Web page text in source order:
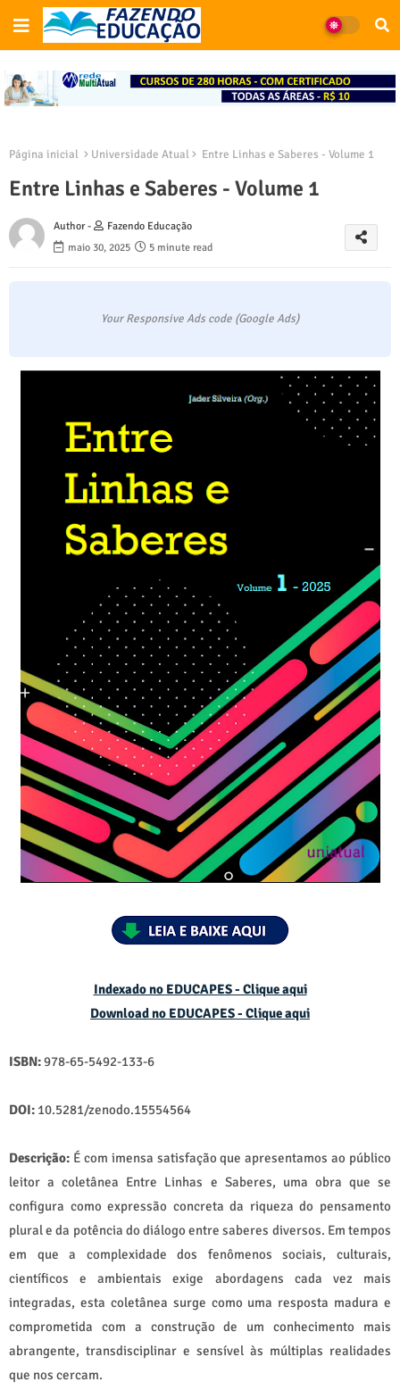
Página inicial Universidade Atual Entre Linhas e Saberes - Volume 1
Entre Linhas e Saberes - Volume 1
Author -
Fazendo Educação
maio 30, 2025
5 minute read
Your Responsive Ads code (Google Ads)
Indexado no EDUCAPES - Clique aqui
Download no EDUCAPES - Clique aqui
ISBN:978-65-5492-133-6
DOI: 10.5281/zenodo.15554564
Descrição: É com imensa satisfação que apresentamos ao público
leitor a coletânea Entre Linhas e Saberes, uma obra que se
configura como expressão concreta da riqueza do pensamento
plural e da potência do diálogo entre saberes diversos. Em tempos
em que a complexidade dos fenômenos sociais, culturais,
científicos e ambientais exige abordagens cada vez mais
integradas, esta coletânea surge como uma resposta madura e
comprometida com a construção de um conhecimento mais
abrangente, transdisciplinar e sensível às múltiplas realidades
que nos cercam.